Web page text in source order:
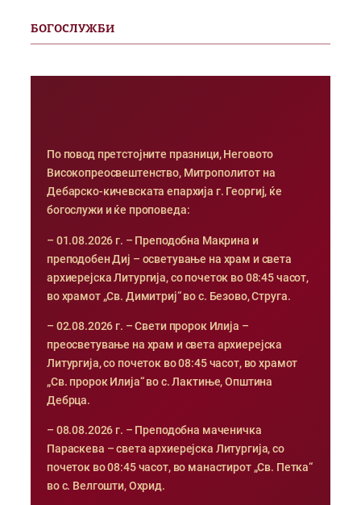
БОГОСЛУЖБИ
По повод претстојните празници, Неговото
Високопреосвештенство, Митрополитот на
Дебарско-кичевската епархија г. Георгиј, ќе
богослужи и ќе проповеда:
– 01.08.2026 г. – Преподобна Макрина и
преподобен Диј – осветување на храм и света
архиерејска Литургија, со почеток во 08:45 часот,
во храмот „Св. Димитриј“ во с. Безово, Струга.
– 02.08.2026 г. – Свети пророк Илија –
преосветување на храм и света архиерејска
Литургија, со почеток во 08:45 часот, во храмот
„Св. пророк Илија“ во с. Лактиње, Општина
Дебрца.
– 08.08.2026 г. – Преподобна маченичка
Параскева – света архиерејска Литургија, со
почеток во 08:45 часот, во манастирот „Св. Петка“
во с. Велгошти, Охрид.